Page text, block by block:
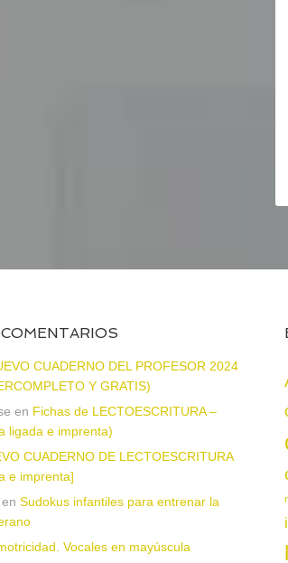
CUADERNO DEL PROFESOR 2024
Y GRATIS)
en Fichas de LECTOESCRITURA –
ligada e imprenta)
CUADERNO DE LECTOESCRITURA
e imprenta]
en Sudokus infantiles para entrenar la
Vocales en mayúscula